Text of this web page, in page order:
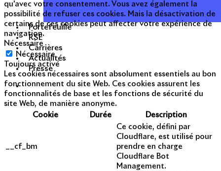
Portefeuille
RSE
Carrières
Actualités
Presse
qu'avec votre consentement. Vous avez également la
possibilité de refuser ces cookies. Mais la désactivation de
certains de ces cookies peut affecter votre expérience de
navigation.
Nécessaire
Nécessaire
Toujours activé
Les cookies nécessaires sont absolument essentiels au bon
fonctionnement du site Web. Ces cookies assurent les
fonctionnalités de base et les fonctions de sécurité du
site Web, de manière anonyme.
Cookie
Durée Description
__cf_bm
Ce cookie, défini par
Cloudflare, est utilisé pour
prendre en charge
Cloudflare Bot
Management.